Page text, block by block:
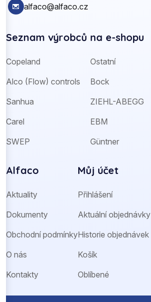
alfaco@alfaco.cz
Seznam výrobců na e-shopu
Copeland
Alco (Flow) controls
Sanhua
Carel
SWEP
Ostatní
Bock
ZIEHL-ABEGG
EBM
Güntner
Alfaco
Aktuality
Dokumenty
Obchodní podmínky
O nás
Kontakty
Můj účet
Přihlášení
Aktuální objednávky
Historie objednávek
Košík
Oblíbené